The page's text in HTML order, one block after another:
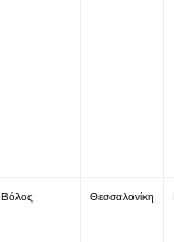
Βόλος Θεσσαλονίκη